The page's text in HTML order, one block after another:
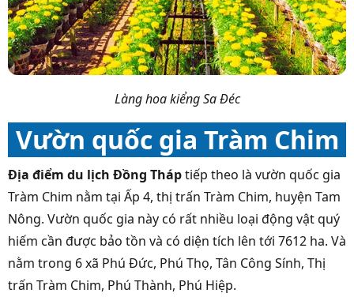
Làng hoa kiểng Sa Đéc
Vườn quốc gia Tràm Chim
Địa điểm du lịch Đồng Tháptiếp theo là vườn quốc gia
Tràm Chim nằm tại Ấp 4, thị trấn Tràm Chim, huyện Tam
Nông. Vườn quốc gia này có rất nhiều loại động vật quý
hiếm cần được bảo tồn và có diện tích lên tới 7612 ha. Và
nằm trong 6 xã Phú Đức, Phú Thọ, Tân Công Sính, Thị
trấn Tràm Chim, Phú Thành, Phú Hiệp.